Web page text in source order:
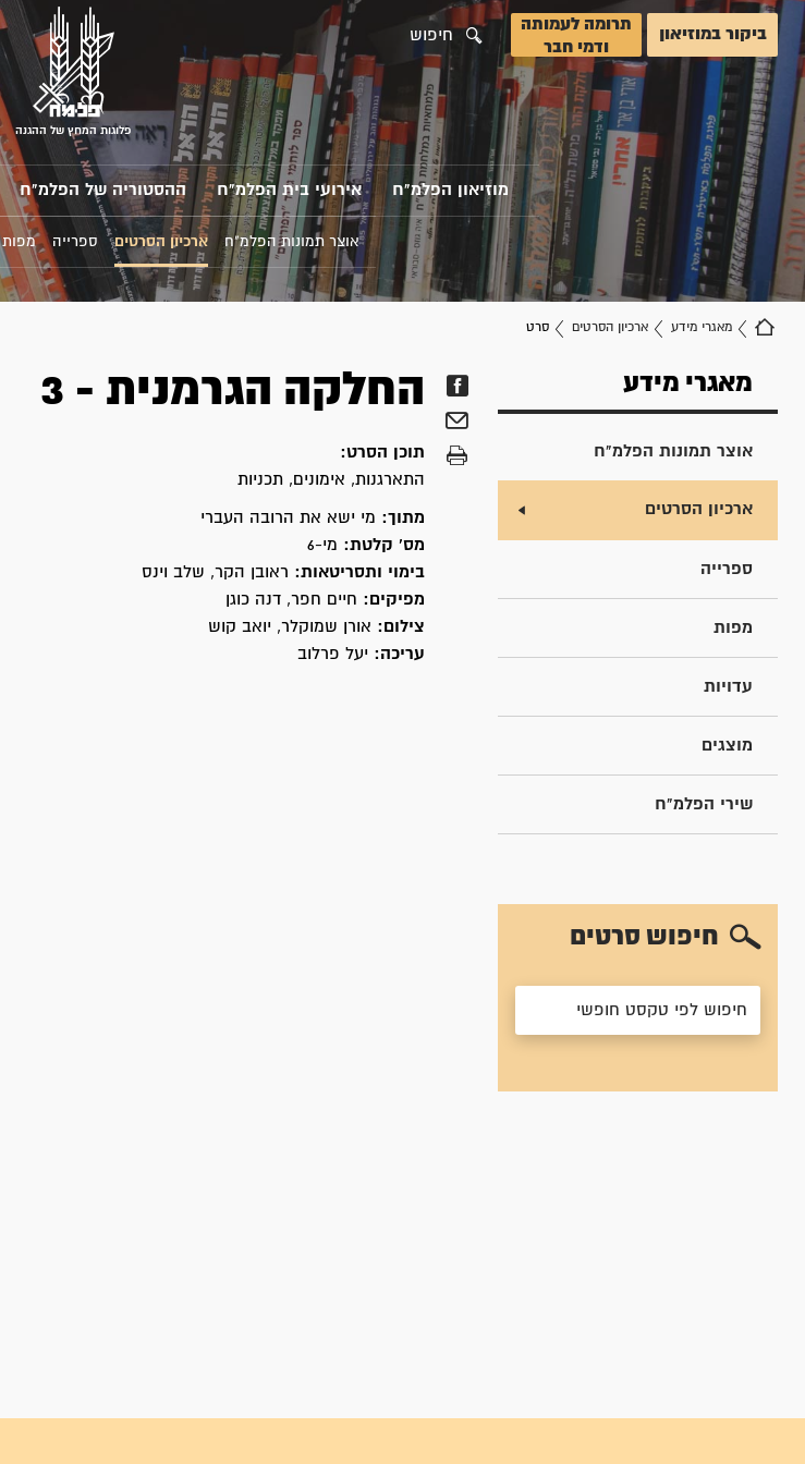
ביקור במוזיאון
תרומה לעמותה
ודמי חבר
חיפוש
פלוגות המחץ של ההגנה
מוזיאון הפלמ"ח אירועי בית הפלמ"ח ההסטוריה של הפלמ"ח
אוצר תמונות הפלמ"ח ארכיון הסרטים ספרייה מפות
מאגרי מידע ארכיון הסרטים סרט
מאגרי מידע
אוצר תמונות הפלמ"ח
ארכיון הסרטים
ספרייה
מפות
עדויות
מוצגים
שירי הפלמ"ח
חיפוש סרטים
החלקה הגרמנית - 3
תוכן הסרט:
התארגנות, אימונים, תכניות
מתוך: מי ישא את הרובה העברי
מס' קלטת: מי-6
בימוי ותסריטאות: ראובן הקר, שלב וינס
מפיקים: חיים חפר, דנה כוגן
צילום: אורן שמוקלר, יואב קוש
עריכה: יעל פרלוב